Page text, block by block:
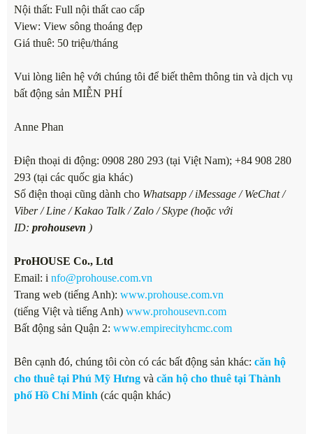
Nội thất: Full nội thất cao cấp
View: View sông thoáng đẹp
Giá thuê: 50 triệu/tháng
Vui lòng liên hệ với chúng tôi để biết thêm thông tin và dịch vụ
bất động sản MIỄN PHÍ
Anne Phan
Điện thoại di động: 0908 280 293 (tại Việt Nam); +84 908 280
293 (tại các quốc gia khác)
Số điện thoại cũng dành cho Whatsapp / iMessage / WeChat /
Viber / Line / Kakao Talk / Zalo / Skype (hoặc với
ID: prohousevn )
ProHOUSE Co., Ltd
Email: i nfo@prohouse.com.vn
Trang web (tiếng Anh): www.prohouse.com.vn
(tiếng Việt và tiếng Anh) www.prohousevn.com
Bất động sản Quận 2: www.empirecityhcmc.com
Bên cạnh đó, chúng tôi còn có các bất động sản khác: căn hộ
cho thuê tại Phú Mỹ Hưng và căn hộ cho thuê tại Thành
phố Hồ Chí Minh (các quận khác)